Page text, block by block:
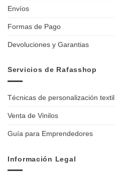
Envíos
Formas de Pago
Devoluciones y Garantias
Servicios de Rafasshop
Técnicas de personalización textil
Venta de Vinilos
Guía para Emprendedores
Información Legal